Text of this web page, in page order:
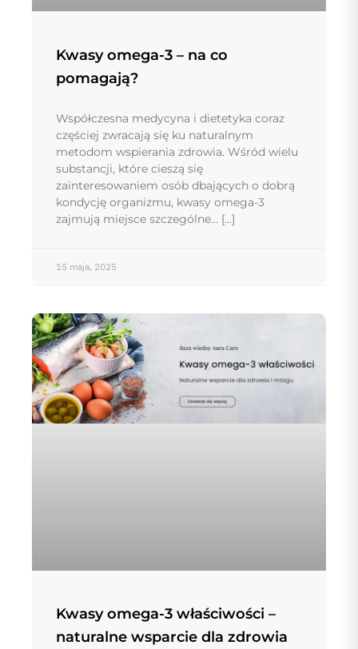
Kwasy omega-3 – na co
pomagają?
Współczesna medycyna i dietetyka coraz
częściej zwracają się ku naturalnym
metodom wspierania zdrowia. Wśród wielu
substancji, które cieszą się
zainteresowaniem osób dbających o dobrą
kondycję organizmu, kwasy omega-3
zajmują miejsce szczególne…
15 maja, 2025
Kwasy omega-3 właściwości –
naturalne wsparcie dla zdrowia